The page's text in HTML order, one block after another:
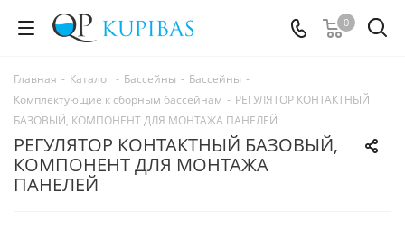
0
Главная - Каталог - Бассейны - Бассейны -
Комплектующие к сборным бассейнам - РЕГУЛЯТОР КОНТАКТНЫЙ
БАЗОВЫЙ, КОМПОНЕНТ ДЛЯ МОНТАЖА ПАНЕЛЕЙ
РЕГУЛЯТОР КОНТАКТНЫЙ БАЗОВЫЙ,
КОМПОНЕНТ ДЛЯ МОНТАЖА
ПАНЕЛЕЙ